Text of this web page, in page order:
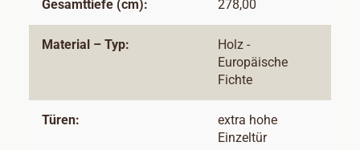
Gesamttiefe (cm): 278,00
Material – Typ:
Holz -
Europäische
Fichte
Türen:
extra hohe
Einzeltür